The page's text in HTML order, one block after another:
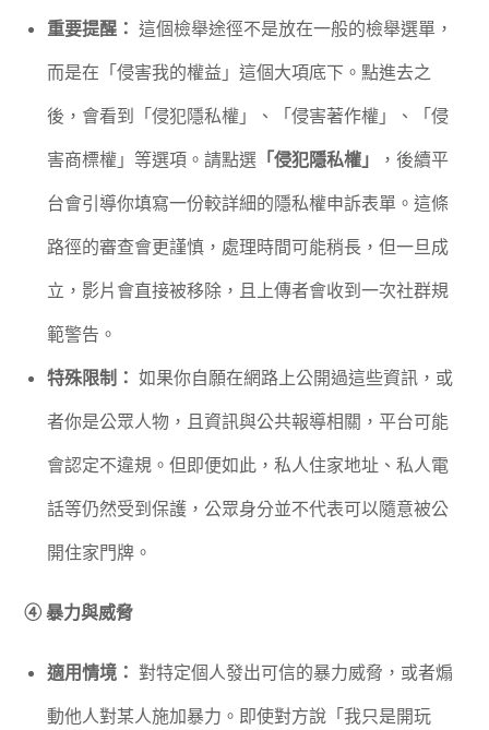
重要提醒： 這個檢舉途徑不是放在一般的檢舉選單，
而是在「侵害我的權益」這個大項底下。點進去之
後，會看到「侵犯隱私權」、「侵害著作權」、「侵
害商標權」等選項。請點選 「侵犯隱私權」
，後續平
台會引導你填寫一份較詳細的隱私權申訴表單。這條
路徑的審查會更謹慎，處理時間可能稍長，但一旦成
立，影片會直接被移除，且上傳者會收到一次社群規
範警告。
特殊限制： 如果你自願在網路上公開過這些資訊，或
者你是公眾人物，且資訊與公共報導相關，平台可能
會認定不違規。但即便如此，私人住家地址、私人電
話等仍然受到保護，公眾身分並不代表可以隨意被公
開住家門牌。
④ 暴力與威脅
適用情境： 對特定個人發出可信的暴力威脅，或者煽
動他人對某人施加暴力。即使對方說「我只是開玩